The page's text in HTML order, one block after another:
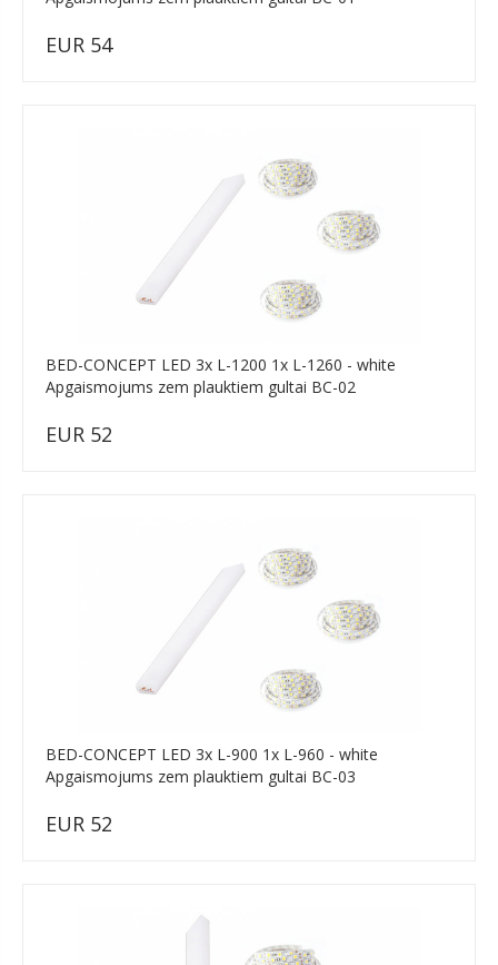
EUR 54
BED-CONCEPT LED 3x L-1200 1x L-1260 - white
Apgaismojums zem plauktiem gultai BC-02
EUR 52
BED-CONCEPT LED 3x L-900 1x L-960 - white
Apgaismojums zem plauktiem gultai BC-03
EUR 52